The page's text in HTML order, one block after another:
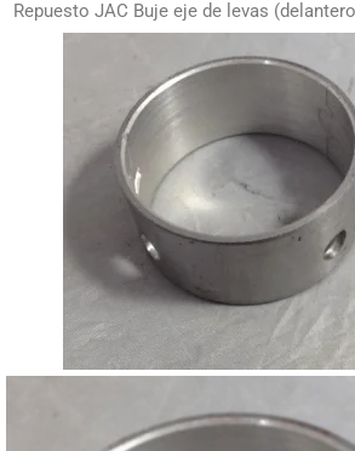
Repuesto JAC Buje eje de levas